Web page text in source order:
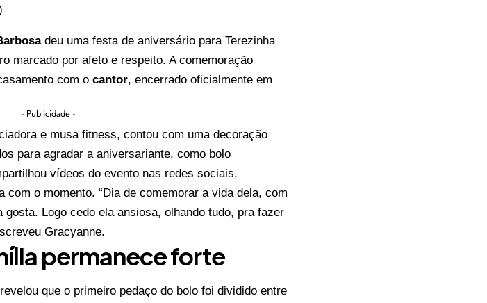
deu uma festa de aniversário para Terezinha
marcado por afeto e respeito. A comemoração
com o cantor, encerrado oficialmente em
- Publicidade -
e musa fitness, contou com uma decoração
para agradar a aniversariante, como bolo
vídeos do evento nas redes sociais,
com o momento. “Dia de comemorar a vida dela, com
Logo cedo ela ansiosa, olhando tudo, pra fazer
Gracyanne.
permanece forte
que o primeiro pedaço do bolo foi dividido entre